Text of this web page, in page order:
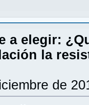
a elegir:
la
de